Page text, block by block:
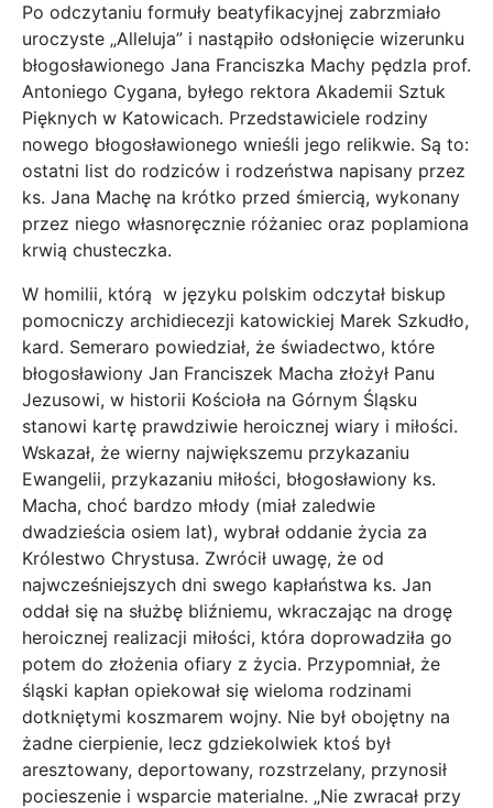
Po odczytaniu formuły beatyfikacyjnej zabrzmiało
uroczyste „Alleluja” i nastąpiło odsłonięcie wizerunku
błogosławionego Jana Franciszka Machy pędzla prof.
Antoniego Cygana, byłego rektora Akademii Sztuk
Pięknych w Katowicach. Przedstawiciele rodziny
nowego błogosławionego wnieśli jego relikwie. Są to:
ostatni list do rodziców i rodzeństwa napisany przez
ks. Jana Machę na krótko przed śmiercią, wykonany
przez niego własnoręcznie różaniec oraz poplamiona
krwią chusteczka.
W homilii, którą w języku polskim odczytał biskup
pomocniczy archidiecezji katowickiej Marek Szkudło,
kard. Semeraro powiedział, że świadectwo, które
błogosławiony Jan Franciszek Macha złożył Panu
Jezusowi, w historii Kościoła na Górnym Śląsku
stanowi kartę prawdziwie heroicznej wiary i miłości.
Wskazał, że wierny największemu przykazaniu
Ewangelii, przykazaniu miłości, błogosławiony ks.
Macha, choć bardzo młody (miał zaledwie
dwadzieścia osiem lat), wybrał oddanie życia za
Królestwo Chrystusa. Zwrócił uwagę, że od
najwcześniejszych dni swego kapłaństwa ks. Jan
oddał się na służbę bliźniemu, wkraczając na drogę
heroicznej realizacji miłości, która doprowadziła go
potem do złożenia ofiary z życia. Przypomniał, że
śląski kapłan opiekował się wieloma rodzinami
dotkniętymi koszmarem wojny. Nie był obojętny na
żadne cierpienie, lecz gdziekolwiek ktoś był
aresztowany, deportowany, rozstrzelany, przynosił
pocieszenie i wsparcie materialne. „Nie zwracał przy